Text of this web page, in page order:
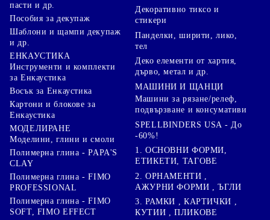
пасти и др.
Пособия за декупаж
Шаблони и щампи декупаж
и др.
ЕНКАУСТИКА
Инструменти и комплекти
за Енкаустика
Восък за Енкаустика
Картони и блокове за
Енкаустика
МОДЕЛИРАНЕ
Моделини, глини и смоли
Полимерна глина - PAPA'S
CLAY
Полимерна глина - FIMO
PROFESSIONAL
Полимерна глина - FIMO
SOFT, FIMO EFFECT
Декоративно тиксо и
стикери
Панделки, ширити, лико,
тел
Деко елементи от хартия,
дърво, метал и др.
МАШИНИ И ЩАНЦИ
Машини за рязане/релеф,
подвързване и консумативи
SPELLBINDERS USA - До
-60%!
1. ОСНОВНИ ФОРМИ,
ЕТИКЕТИ, ТАГОВЕ
2. ОРНАМЕНТИ ,
АЖУРНИ ФОРМИ , ЪГЛИ
3. РАМКИ , КАРТИЧКИ ,
КУТИИ , ПЛИКОВЕ